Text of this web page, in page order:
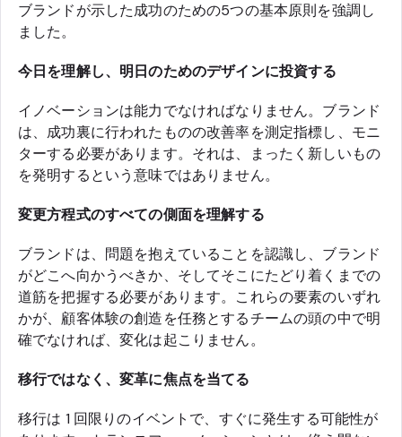
ブランドが示した成功のための5つの基本原則を強調し
ました。
今日を理解し、明日のためのデザインに投資する
イノベーションは能力でなければなりません。ブランド
は、成功裏に行われたものの改善率を測定指標し、モニ
ターする必要があります。それは、まったく新しいもの
を発明するという意味ではありません。
変更方程式のすべての側面を理解する
ブランドは、問題を抱えていることを認識し、ブランド
がどこへ向かうべきか、そしてそこにたどり着くまでの
道筋を把握する必要があります。これらの要素のいずれ
かが、顧客体験の創造を任務とするチームの頭の中で明
確でなければ、変化は起こりません。
移行ではなく、変革に焦点を当てる
移行は 1 回限りのイベントで、すぐに発生する可能性が